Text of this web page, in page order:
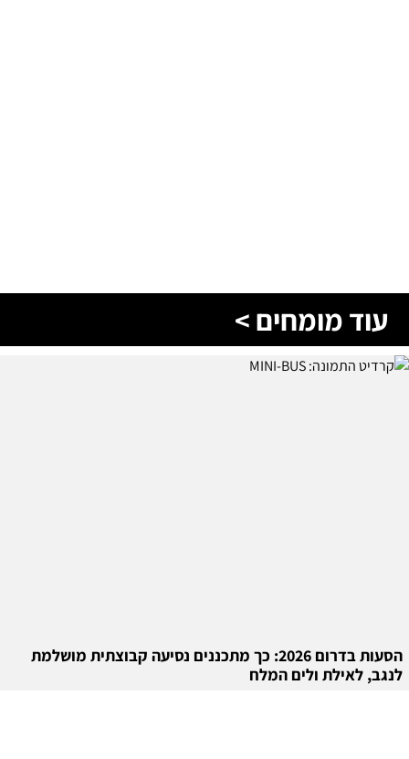
עוד מומחים >
הסעות בדרום 2026: כך מתכננים נסיעה קבוצתית מושלמת
לנגב, לאילת ולים המלח